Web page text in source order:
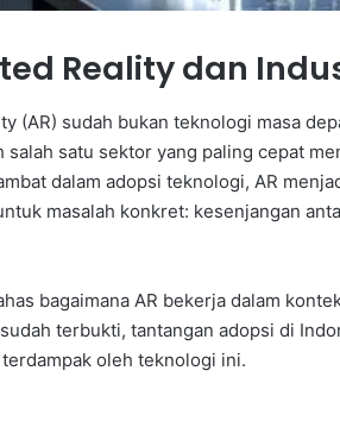
Reality dan
(AR) sudah bukan teknologi masa
salah satu sektor yang paling cepat
dalam adopsi teknologi, AR
masalah konkret: kesenjangan
bagaimana AR bekerja dalam
terbukti, tantangan adopsi di
oleh teknologi ini.